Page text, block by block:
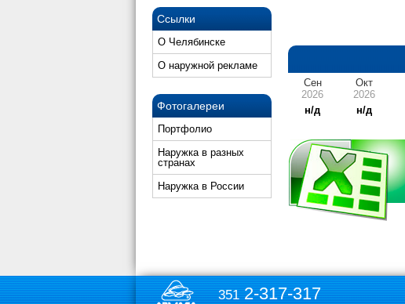
Ссылки
О Челябинске
О наружной рекламе
Фотогалереи
Портфолио
Наружка в разных
странах
Наружка в России
Сен
2026
н/д
Окт
2026
н/д
3512-317-317